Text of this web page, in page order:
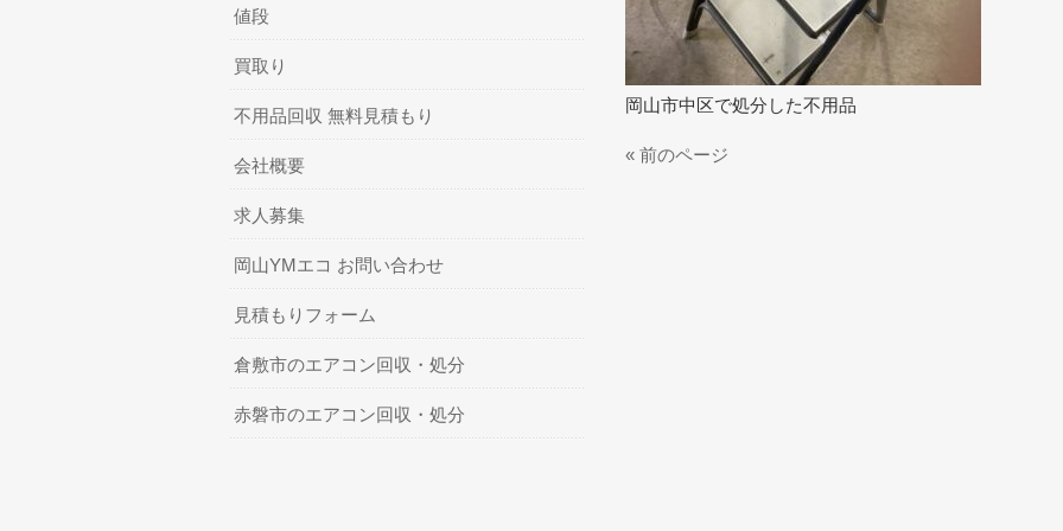
岡山市中区で処分した不用品
« 前のページ
値段
買取り
不用品回収 無料見積もり
会社概要
求人募集
岡山YMエコ お問い合わせ
見積もりフォーム
倉敷市のエアコン回収・処分
赤磐市のエアコン回収・処分